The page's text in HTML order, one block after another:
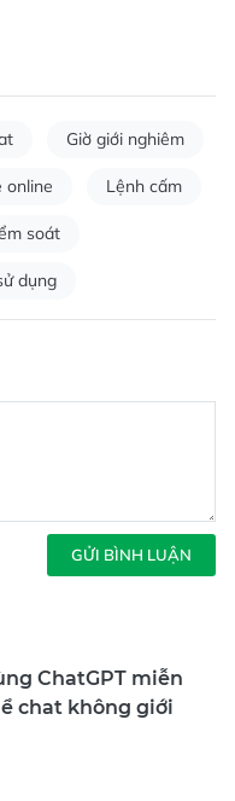
Giờ giới nghiêm
online Lệnh cấm
soát
dụng
GỬI BÌNH LUẬN
ChatGPT miễn
chat không giới